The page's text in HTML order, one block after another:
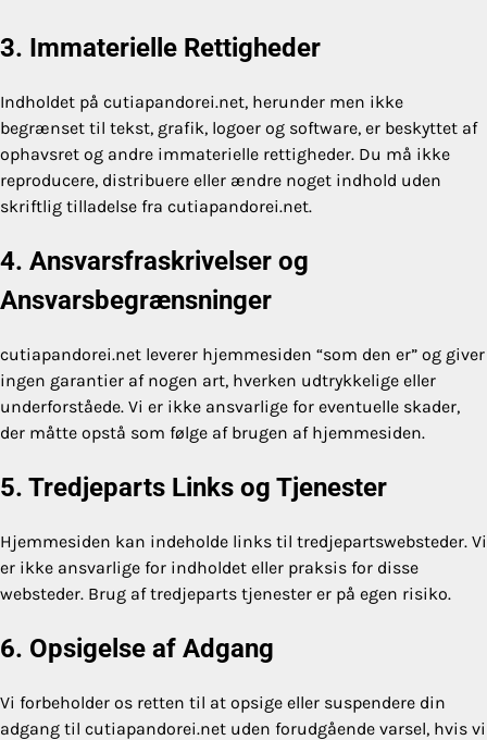
3. Immaterielle Rettigheder
Indholdet på cutiapandorei.net, herunder men ikke
begrænset til tekst, grafik, logoer og software, er beskyttet af
ophavsret og andre immaterielle rettigheder. Du må ikke
reproducere, distribuere eller ændre noget indhold uden
skriftlig tilladelse fra cutiapandorei.net.
4. Ansvarsfraskrivelser og
Ansvarsbegrænsninger
cutiapandorei.net leverer hjemmesiden “som den er” og giver
ingen garantier af nogen art, hverken udtrykkelige eller
underforståede. Vi er ikke ansvarlige for eventuelle skader,
der måtte opstå som følge af brugen af hjemmesiden.
5. Tredjeparts Links og Tjenester
Hjemmesiden kan indeholde links til tredjepartswebsteder. Vi
er ikke ansvarlige for indholdet eller praksis for disse
websteder. Brug af tredjeparts tjenester er på egen risiko.
6. Opsigelse af Adgang
Vi forbeholder os retten til at opsige eller suspendere din
adgang til cutiapandorei.net uden forudgående varsel, hvis vi